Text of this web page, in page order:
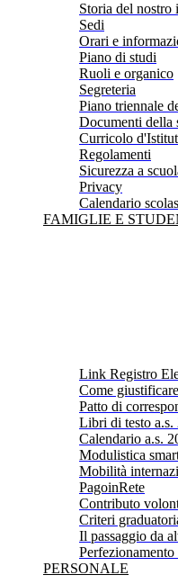
Storia del nostro
Sedi
Orari e
Piano di studi
Ruoli e organico
Segreteria
Piano triennale
Documenti della
Curricolo
Regolamenti
Sicurezza a
Privacy
Calendario
FAMIGLIE E
Link Registro
Come giustificare
Patto di
Libri di testo a.s.
Calendario a.s.
Modulistica
Mobilità
PagoinRete
Contributo
Criteri
Il passaggio da
PERSONALE